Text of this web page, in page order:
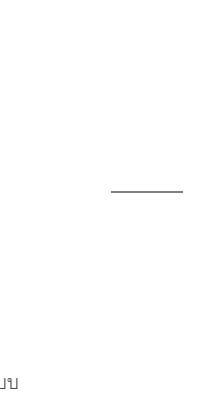
บ